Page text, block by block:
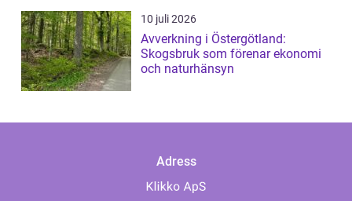
10 juli 2026
Avverkning i Östergötland:
Skogsbruk som förenar ekonomi
och naturhänsyn
Adress